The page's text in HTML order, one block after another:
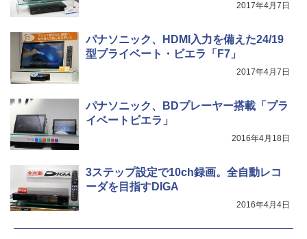
2017年4月7日
パナソニック、HDMI入力を備えた24/19
型プライベート・ビエラ「F7」
2017年4月7日
パナソニック、BDプレーヤー搭載「プラ
イベートビエラ」
2016年4月18日
3ステップ設定で10ch録画。全自動レコ
ーダを目指すDIGA
2016年4月4日